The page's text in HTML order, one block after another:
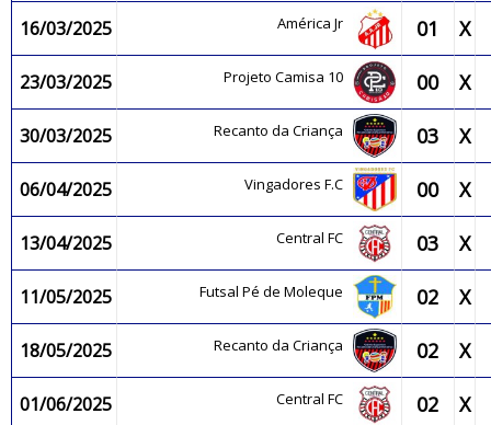
16/03/2025 América Jr 01 X
23/03/2025 Projeto Camisa 10 00 X
30/03/2025 Recanto da Criança 03 X
06/04/2025 Vingadores F.C 00 X
13/04/2025 Central FC 03 X
11/05/2025 Futsal Pé de Moleque 02 X
18/05/2025 Recanto da Criança 02 X
01/06/2025 Central FC 02 X